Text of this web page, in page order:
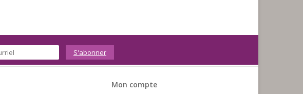
S'abonner
Mon compte